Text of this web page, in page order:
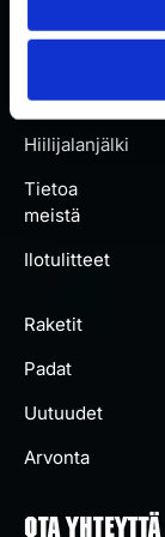
padat
Artikkelit
Hiilijalanjälki
Tietoa
meistä
Ilotulitteet
Raketit
Padat
Uutuudet
Arvonta
OTA YHTEYTTÄ